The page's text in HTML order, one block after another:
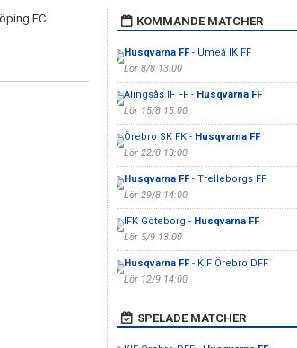
KOMMANDE MATCHER
Husqvarna FF- Umeå IK FF
Lör 8/8 13:00
Alingsås IF FF - Husqvarna FF
Lör 15/8 15:00
Örebro SK FK - Husqvarna FF
Lör 22/8 13:00
Husqvarna FF- Trelleborgs FF
Lör 29/8 14:00
IFK Göteborg - Husqvarna FF
Lör 5/9 13:00
Husqvarna FF- KIF Örebro DFF
Lör 12/9 14:00
SPELADE MATCHER